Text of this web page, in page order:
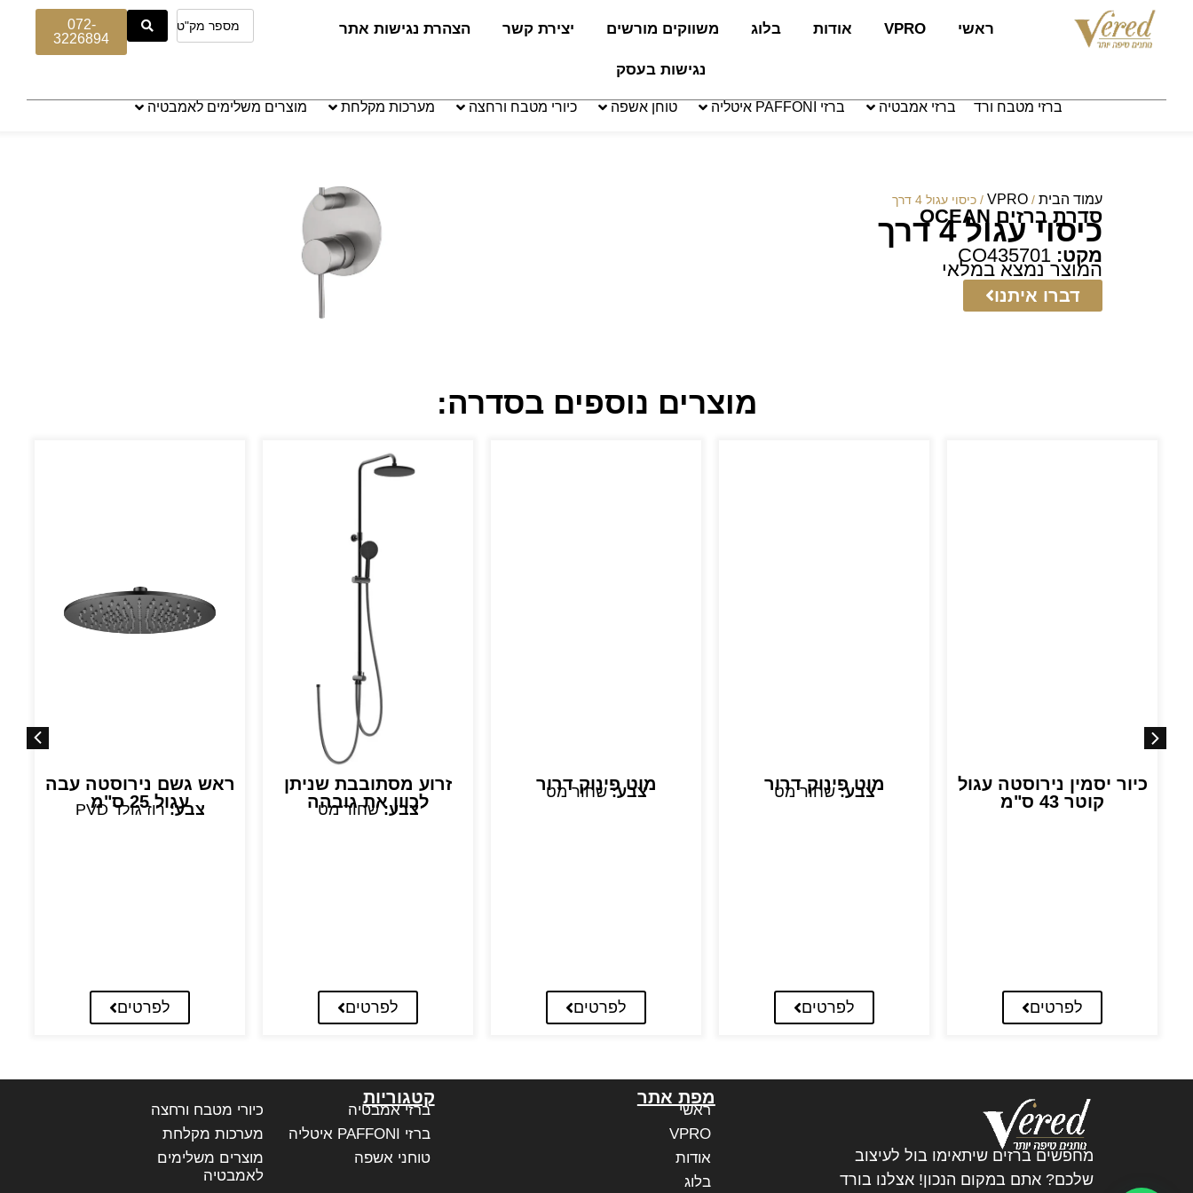
ראשי VPRO אודות בלוג משווקים מורשים יצירת קשר הצהרת נגישות אתר
נגישות בעסק
072-
3226894
ברזי מטבח ורד ברזי אמבטיה ברזי PAFFONI איטליה טוחן אשפה כיורי מטבח ורחצה מערכות מקלחת מוצרים משלימים לאמבטיה
עמוד הבית /
VPRO / כיסוי עגול 4 דרך
סדרת ברזים OCEAN
כיסוי עגול 4 דרך
מקט:
המוצר נמצא במלאי
דברו איתנו
מוצרים נוספים בסדרה:
כיור יסמין נירוסטה עגול
קוטר 43 ס"מ
לפרטים
מוט פינוק דרור
צבע:שחור מט
לפרטים
מוט פינוק דרור
צבע:שחור מט
לפרטים
זרוע מסתובבת שניתן
לכוון את גובהה
צבע:שחור מט
לפרטים
ראש גשם נירוסטה עבה
עגול 25 ס"מ
צבע:רוז גולד PVD
לפרטים
מחפשים ברזים שיתאימו בול לעיצוב
שלכם? אתם במקום הנכון! אצלנו בורד
מפת אתר
ראשי
VPRO
אודות
בלוג
קטגוריות
ברזי אמבטיה
ברזי PAFFONI איטליה
טוחני אשפה
כיורי מטבח ורחצה
מערכות מקלחת
מוצרים משלימים
לאמבטיה